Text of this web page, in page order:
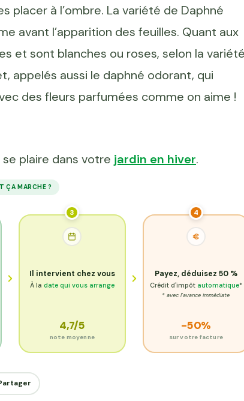
placer à l’ombre. La variété de Daphné
avant l’apparition des feuilles. Quant aux
et sont blanches ou roses, selon la variété
appelés aussi le daphné odorant, qui
des fleurs parfumées comme on aime !
plaire dans votre jardin en hiver.
ÇA MARCHE ?
3
Il intervient chez vous
À la date qui vous arrange
4,7/5
note moyenne
4
Payez, déduisez 50 %
Crédit d'impôt automatique*
* avec l'avance immédiate
-50%
sur votre facture